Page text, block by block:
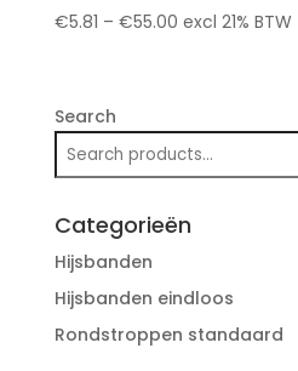
€5.81 – €55.00 excl 21% BTW
Search
Categorieën
Hijsbanden
Hijsbanden eindloos
Rondstroppen standaard